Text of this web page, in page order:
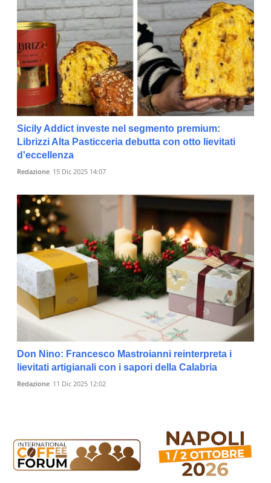
Sicily Addict investe nel segmento premium:
Librizzi Alta Pasticceria debutta con otto lievitati
d'eccellenza
Redazione 15 Dic 2025 14:07
Don Nino: Francesco Mastroianni reinterpreta i
lievitati artigianali con i sapori della Calabria
Redazione 11 Dic 2025 12:02